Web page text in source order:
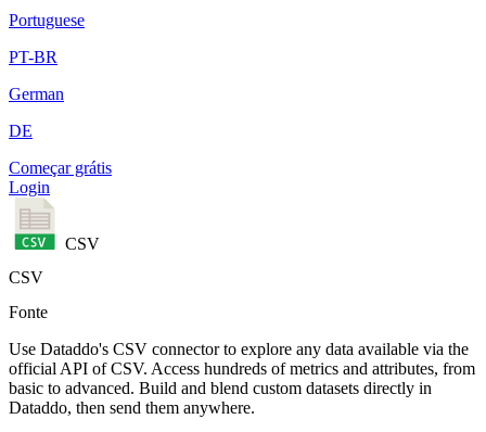
Portuguese
PT-BR
German
DE
Começar grátis
Login
CSV
CSV
Fonte
Use Dataddo's CSV connector to explore any data available via the
official API of CSV. Access hundreds of metrics and attributes, from
basic to advanced. Build and blend custom datasets directly in
Dataddo, then send them anywhere.